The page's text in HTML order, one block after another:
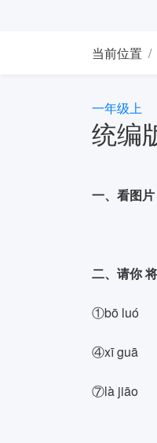
当前位置
一年级上
统编
一、看图
二、请你
①bō
④xī
⑦là jiāo